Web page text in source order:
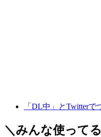
「DL中」とTwitterで
＼みんな使って